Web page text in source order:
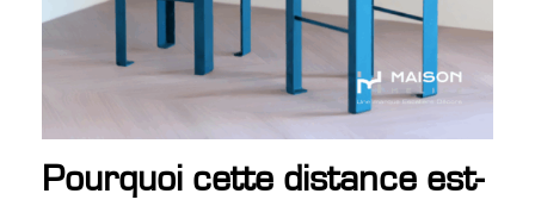
Pourquoi cette distance est-